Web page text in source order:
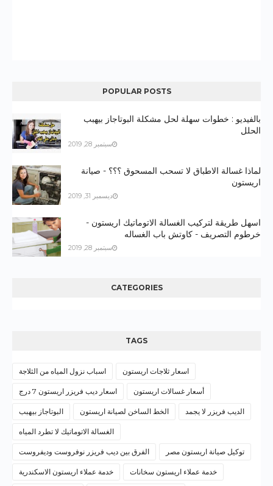
POPULAR POSTS
بالفيديو : خطوات سهلة لحل مشكلة البوتاجاز بيهبب
الحلل
سبتمبر 28, 2019
لماذا غسالة الاطباق لا تسحب المسحوق ؟؟؟ - صيانة
اريستون
ديسمبر 31, 2019
اسهل طريقة لتركيب الغسالة الاتوماتيك اريستون -
خرطوم التصريف - كاوتش باب الغساله
سبتمبر 28, 2019
CATEGORIES
TAGS
اسباب نزول المياه من الثلاجة اسعار ثلاجات اريستون
اسعار ديب فريزر اريستون 7 درج أسعار غسالات اريستون
البوتاجاز بيهبب الخط الساخن لصيانة اريستون الديب فريزر لا يجمد
الغسالة الاتوماتيك لا تطرد المياه
الفرق بين ديب فريزر نوفروست وديفروست توكيل صيانة اريستون مصر
خدمة عملاء اريستون الاسكندرية خدمة عملاء اريستون سخانات